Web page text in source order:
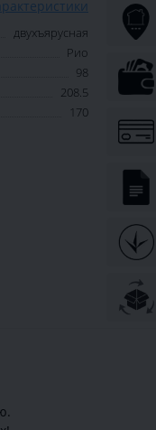
двухъярусная
Рио
98
208.5
170